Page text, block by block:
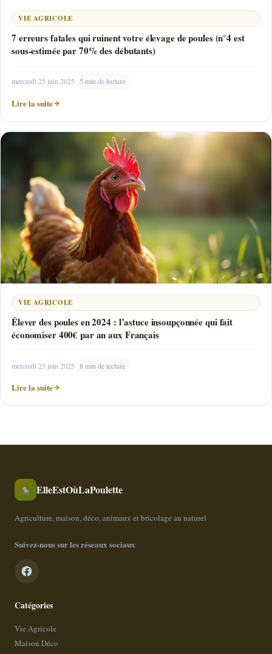
VIE AGRICOLE
7 erreurs fatales qui ruinent votre élevage de poules (n°4 est
sous-estimée par 70% des débutants)
mercredi 25 juin 2025 5 min de lecture
Lire la suite
VIE AGRICOLE
Élever des poules en 2024 : l’astuce insoupçonnée qui fait
économiser 400€ par an aux Français
mercredi 25 juin 2025 8 min de lecture
Lire la suite
🐤 ElleEstOùLaPoulette
Agriculture, maison, déco, animaux et bricolage au naturel
Suivez-nous sur les réseaux sociaux
Catégories
Vie Agricole
Maison Déco